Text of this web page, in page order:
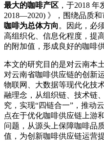
最大的咖啡产区 ，于2018
2018—2020) 》，围绕品质和
咖啡为总体方向 。因此，必
高组织化、信息化程度，提
的附加值，形成良好的咖啡
本文的研究目的是对云南本
对云南省咖啡供应链的创新
物联网、大数据等现代化技
融理念，从组织链、技术链
究，实现“四链合一”，推动
点在于优化咖啡供应链上游
问题，从源头上保障咖啡品
值，为创新咖啡供应链运营